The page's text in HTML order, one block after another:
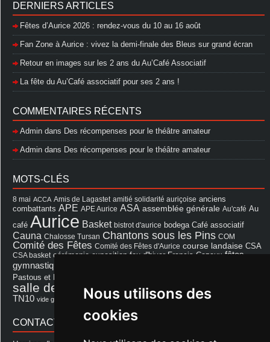
Nous utilisons des
cookies
DERNIERS ARTICLES
Fêtes d’Aurice 2026 : rendez-vous du 10 au 16 août
Fan Zone à Aurice : vivez la demi-finale des Bleus sur grand écran
Retour en images sur les 2 ans du Au’Café Associatif
La fête du Au’Café associatif pour ses 2 ans !
COMMENTAIRES RÉCENTS
Admin dans Des récompenses pour le théâtre amateur
Admin dans Des récompenses pour le théâtre amateur
MOTS-CLÉS
8 mai ACCA Amis de Lagastet amitié solidarité auriçoise anciens
combattants APE APE Aurice ASA assemblée générale Au'café Au
café Aurice Basket bistrot d'aurice bodega Café associatif
Cauna Chalosse Tursan Chantons sous les Pins COM
Comité des Fêtes Comité des Fêtes d'Aurice course landaise CSA
CSA basket cérémonie exposition feu d'hiver Francis Cazaux fêtes
gymnastique volontaire
Pastous et Pastourettes
salle des fêtes salle des fêtes d'aurice Souprosse
TN10 vide grenier Voeux école
CONTACT MAIRIE